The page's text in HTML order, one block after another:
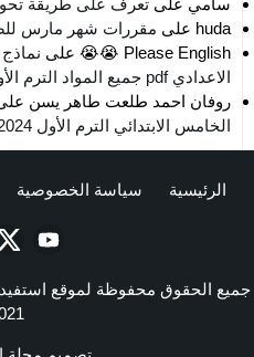
سامي على تعرف على طريقة
huda على مقررات شهر مارس للصف
Please English 😭😭
على
الاعدادي pdf جميع المواد الترم الأول 2024
روفان احمد طلعت طاهر يسن
الخامس الابتدائي الترم الأول 2024 pdf سلسلة بساطة
الرئيسية سياسة الخصوصية
جميع الحقوق محفوظة لموقع